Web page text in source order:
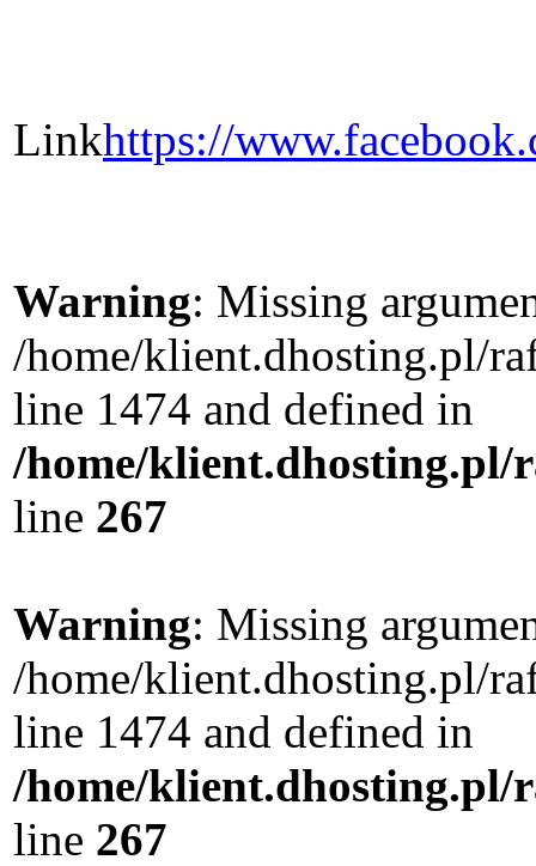
Linkhttps://
Warning: Missing
/home/klient.dhosting.pl/
line 1474 and defined in
/home/klient.dhosting.pl/
line 267
Warning: Missing
/home/klient.dhosting.pl/
line 1474 and defined in
/home/klient.dhosting.pl/
line 267